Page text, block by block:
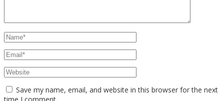
Save my name, email, and website in this browser for the next